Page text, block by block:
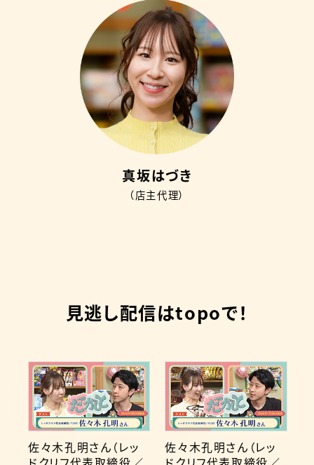
真坂はづき
（店主代理）
見逃し配信はtopoで！
佐々木孔明さん（レッ
佐々木孔明さん（レッ